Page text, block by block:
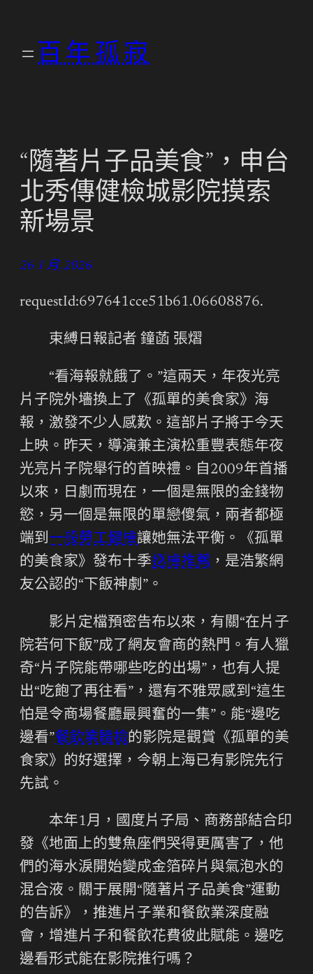
百年孤寂
“隨著片子品美食”，申台
北秀傳健檢城影院摸索
新場景
26 1 月, 2026
requestId:697641cce51b61.06608876.
束縛日報記者 鐘菡 張熠
“看海報就餓了。”這兩天，年夜光亮
片子院外墻換上了《孤單的美食家》海
報，激發不少人感歎。這部片子將于今天
上映。昨天，導演兼主演松重豐表態年夜
光亮片子院舉行的首映禮。自2009年首播
以來，日劇而現在，一個是無限的金錢物
慾，另一個是無限的單戀傻氣，兩者都極
端到一般勞工健檢讓她無法平衡。《孤單
的美食家》發布十季巡檢推薦 ，是浩繁網
友公認的“下飯神劇”。
影片定檔預密告布以來，有關“在片子
院若何下飯”成了網友會商的熱門。有人獵
奇“片子院能帶哪些吃的出場”，也有人提
出“吃飽了再往看”，還有不雅眾感到“這生
怕是令商場餐廳最興奮的一集”。能“邊吃
邊看”餐飲業體檢的影院是觀賞《孤單的美
食家》的好選擇，今朝上海已有影院先行
先試。
本年1月，國度片子局、商務部結合印
發《地面上的雙魚座們哭得更厲害了，他
們的海水淚開始變成金箔碎片與氣泡水的
混合液。關于展開“隨著片子品美食”運動
的告訴》，推進片子業和餐飲業深度融
會，增進片子和餐飲花費彼此賦能。邊吃
邊看形式能在影院推行嗎？